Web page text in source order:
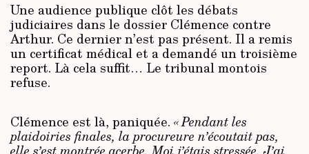
Une audience publique clôt les débats
judiciaires dans le dossier Clémence contre
Arthur. Ce dernier n’est pas présent. Il a remis
un certificat médical et a demandé un troisième
report. Là cela suffit… Le tribunal montois
refuse.
Clémence est là, paniquée. « Pendant les
plaidoiries finales, la procureure n’écoutait pas,